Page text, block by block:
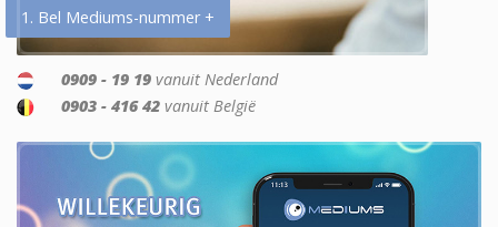
1. Bel Mediums-nummer +
0909 - 19 19 vanuit Nederland
0903 - 416 42 vanuit België